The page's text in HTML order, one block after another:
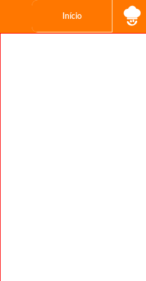
Início